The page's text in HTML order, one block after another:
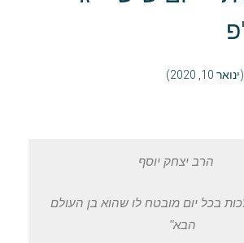
2020)
בכל יום מובטח לו שהוא בן העולם
הבא"